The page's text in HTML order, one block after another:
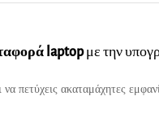
laptopμε την
πετύχεις ακαταμάχητες